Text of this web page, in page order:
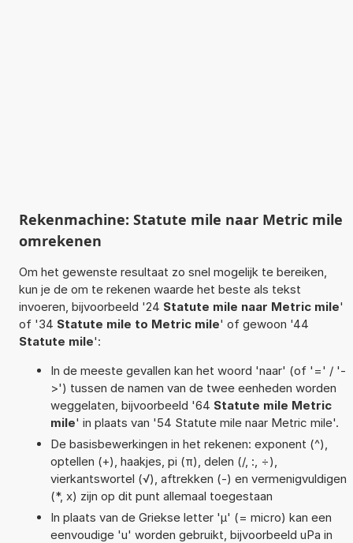
Rekenmachine: Statute mile naar Metric mile
omrekenen
Om het gewenste resultaat zo snel mogelijk te bereiken,
kun je de om te rekenen waarde het beste als tekst
invoeren, bijvoorbeeld '24 Statute mile naar Metric mile'
of '34 Statute mile to Metric mile' of gewoon '44
Statute mile':
In de meeste gevallen kan het woord 'naar' (of '=' / '-
>') tussen de namen van de twee eenheden worden
weggelaten, bijvoorbeeld '64 Statute mile Metric
mile' in plaats van '54 Statute mile naar Metric mile'.
De basisbewerkingen in het rekenen: exponent (^),
optellen (+), haakjes, pi (π), delen (/, :, ÷),
vierkantswortel (√), aftrekken (-) en vermenigvuldigen
(*, x) zijn op dit punt allemaal toegestaan
In plaats van de Griekse letter 'µ' (= micro) kan een
eenvoudige 'u' worden gebruikt, bijvoorbeeld uPa in